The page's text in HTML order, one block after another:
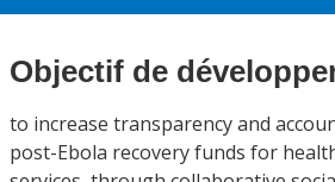
Objectif de
to increase transparency and
post-Ebola recovery funds for